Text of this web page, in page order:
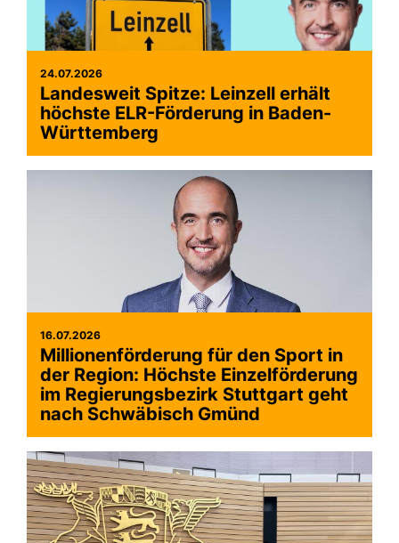
24.07.2026
Landesweit Spitze: Leinzell erhält
höchste ELR-Förderung in Baden-
Württemberg
16.07.2026
Millionenförderung für den Sport in
der Region: Höchste Einzelförderung
im Regierungsbezirk Stuttgart geht
nach Schwäbisch Gmünd